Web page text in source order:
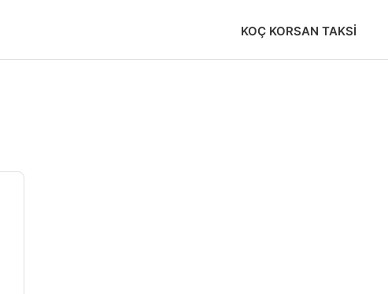
KOÇ KORSAN TAKSI